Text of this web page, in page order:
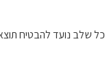
נועד להבטיח